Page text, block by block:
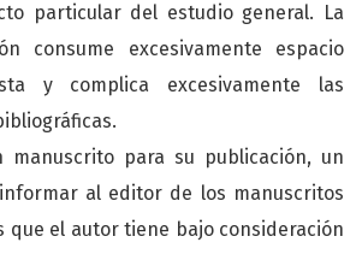
particular del estudio general. La
consume excesivamente espacio
y complica excesivamente las
manuscrito para su publicación, un
al editor de los manuscritos
que el autor tiene bajo consideración